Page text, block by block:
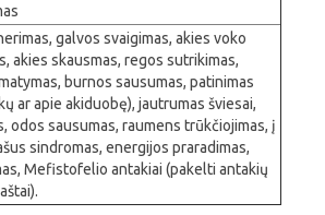
galvos svaigimas, akies voko
akies skausmas, regos sutrikimas,
burnos sausumas, patinimas
ar apie akiduobę), jautrumas šviesai,
odos sausumas, raumens trūkčiojimas, į
sindromas, energijos praradimas,
Mefistofelio antakiai (pakelti antakių